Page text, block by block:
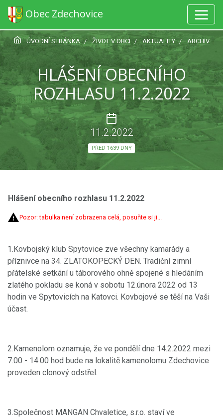
Obec Zdechovice
ÚVODNÍ STRÁNKA ŽIVOT V OBCI AKTUALITY ARCHIV
HLÁŠENÍ OBECNÍHO
ROZHLASU 11.2.2022
11.2.2022
PŘED 1639 DNY
Hlášení obecního rozhlasu 11.2.2022
Pozor: tabulka není zobrazena celá, posuňte si ji...
1.Kovbojský klub Spytovice zve všechny kamarády a
příznivce na 34. ZLATOKOPECKÝ DEN. Tradiční zimní
přátelské setkání u táborového ohně spojené s hledáním
zlatého pokladu se koná v sobotu 12.února 2022 od 13
hodin ve Spytovicích na Katovci. Kovbojové se těší na Vaši
účast.
2.Kamenolom oznamuje, že ve pondělí dne 14.2.2022 mezi
7.00 - 14.00 hod bude na lokalitě kamenolomu Zdechovice
proveden clonový odstřel.
3.Společnost MANGAN Chvaletice, s.r.o. staví ve